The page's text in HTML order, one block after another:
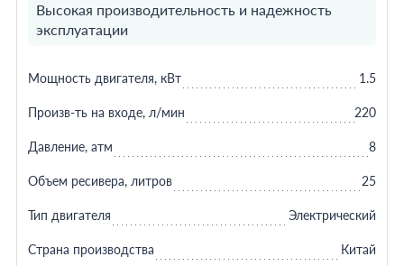
Высокая производительность и надежность
эксплуатации
Мощность двигателя, кВт 1.5
Произв-ть на входе, л/мин 220
Давление, атм 8
Объем ресивера, литров 25
Тип двигателя Электрический
Страна производства Китай